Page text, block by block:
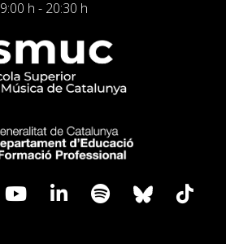
9:00 h - 20:30 h